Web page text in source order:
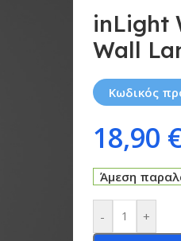
inLight
Wall
Κωδικός
18,90
Άμεση
- +